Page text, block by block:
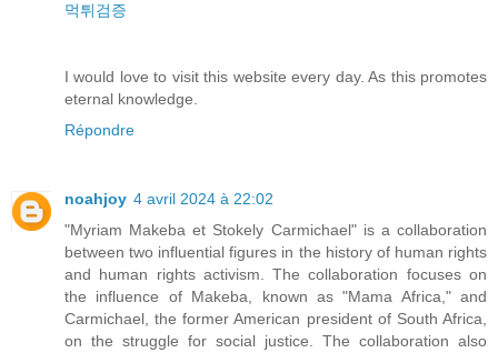
먹튀검증
I would love to visit this website every day. As this promotes
eternal knowledge.
Répondre
noahjoy 4 avril 2024 à 22:02
"Myriam Makeba et Stokely Carmichael" is a collaboration
between two influential figures in the history of human rights
and human rights activism. The collaboration focuses on
the influence of Makeba, known as "Mama Africa," and
Carmichael, the former American president of South Africa,
on the struggle for social justice. The collaboration also